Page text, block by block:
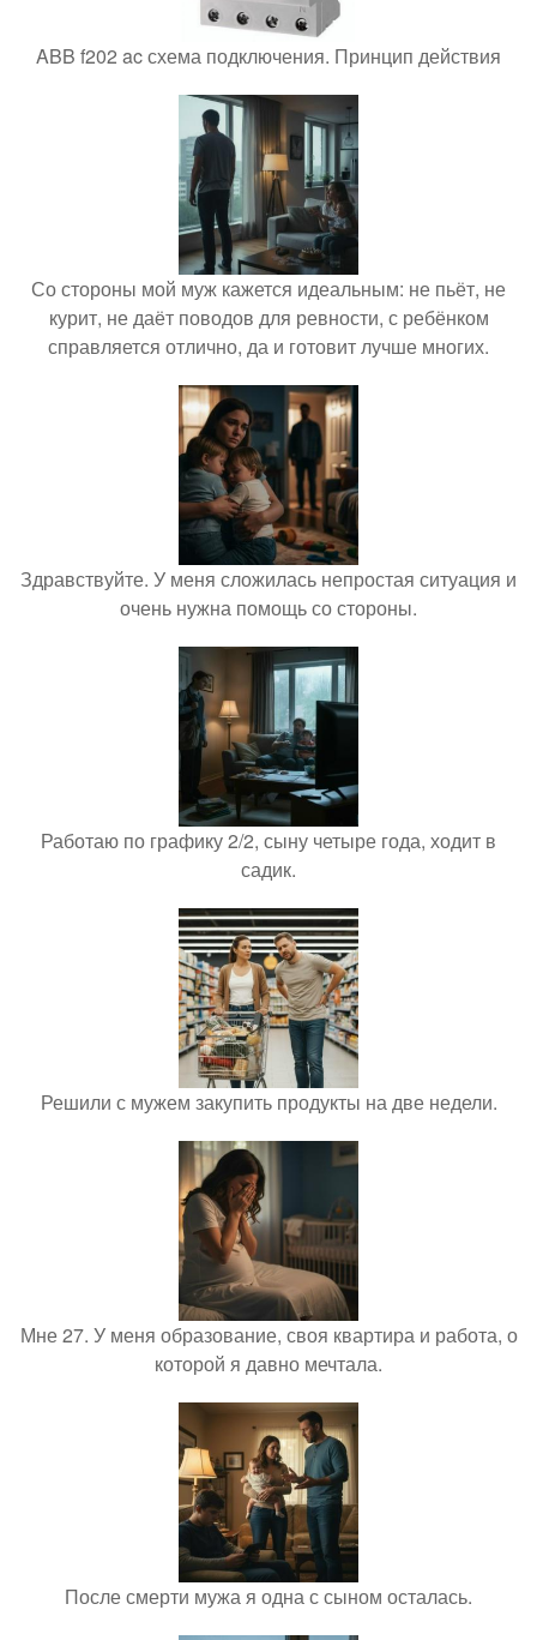
ABB f202 ac схема подключения. Принцип действия
Со стороны мой муж кажется идеальным: не пьёт, не
курит, не даёт поводов для ревности, с ребёнком
справляется отлично, да и готовит лучше многих.
Здравствуйте. У меня сложилась непростая ситуация и
очень нужна помощь со стороны.
Работаю по графику 2/2, сыну четыре года, ходит в
садик.
Решили с мужем закупить продукты на две недели.
Мне 27. У меня образование, своя квартира и работа, о
которой я давно мечтала.
После смерти мужа я одна с сыном осталась.